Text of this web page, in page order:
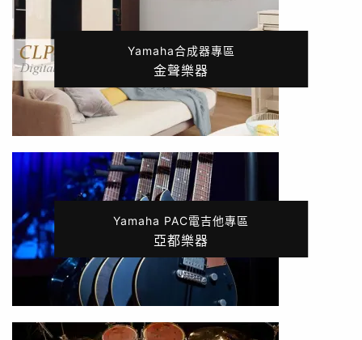
Yamaha合成器專區
金聲樂器
Yamaha PAC電吉他專區
亞都樂器